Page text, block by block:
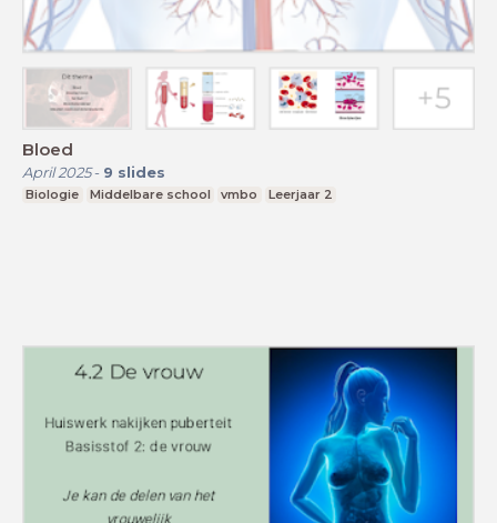
Bloed
April 2025- 9 slides
Biologie Middelbare school vmbo Leerjaar 2